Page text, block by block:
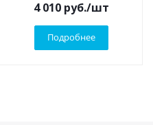
4 010руб./шт
Подробнее